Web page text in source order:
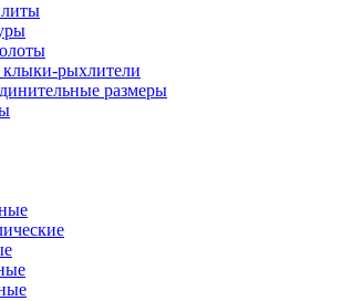
рыхлители
размеры